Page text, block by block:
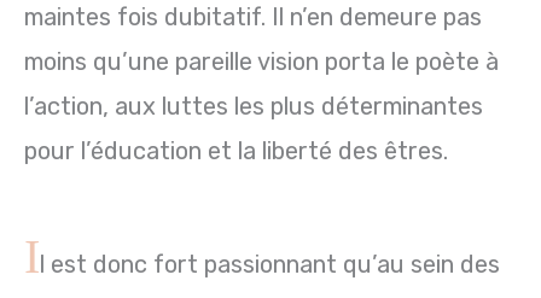
maintes fois dubitatif. Il n’en demeure pas
moins qu’une pareille vision porta le poète à
l’action, aux luttes les plus déterminantes
pour l’éducation et la liberté des êtres.
Il est donc fort passionnant qu’au sein des